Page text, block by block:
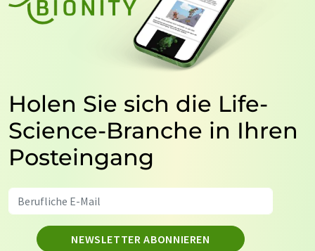
Holen Sie sich die Life-
Science-Branche in Ihren
Posteingang
NEWSLETTER ABONNIEREN